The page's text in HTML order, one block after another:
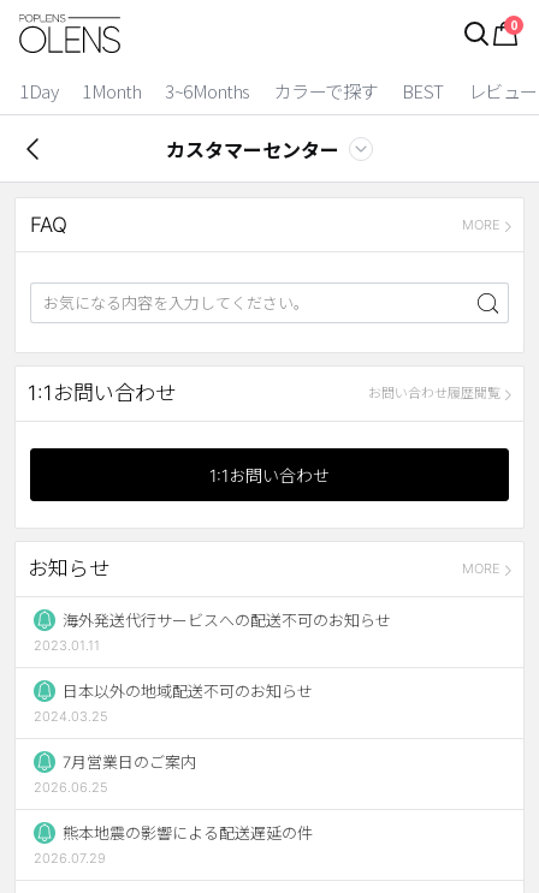
0
1Day 1Month 3~6Months カラーで探す BEST レビュー
ログイン
カラコン比較
今月限定特典
ベスト
カラコン
1 Day
カラー
ブラウン
グレー
ブラック
ヘーゼル
グリーン
ブルー
ピンク
透明
ハロウィンカラコン
ケア用品
カスタマーセンター
FAQ MORE
1:1お問い合わせ
1:1お問い合わせ
お問い合わせ履歴閲覧
お知らせ
海外発送代行サービスへの配送不可のお知らせ
2023.01.11
日本以外の地域配送不可のお知らせ
2024.03.25
7月営業日のご案内
2026.06.25
熊本地震の影響による配送遅延の件
2026.07.29
MORE